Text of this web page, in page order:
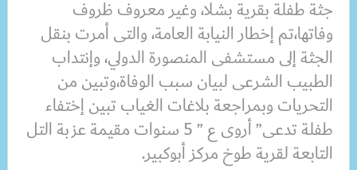
جثة طفلة بقرية بشلا، وغير معروف ظروف
وفاتها،تم إخطار النيابة العامة، والتى أمرت بنقل
الجثة إلى مستشفى المنصورة الدولي، وإنتداب
الطبيب الشرعى لبيان سبب الوفاة،وتبين من
التحريات وبمراجعة بلاغات الغياب تبين إختفاء
طفلة تدعى” أروى ع ” 5 سنوات مقيمة عزبة التل
التابعة لقرية طوخ مركز أبوكبير.